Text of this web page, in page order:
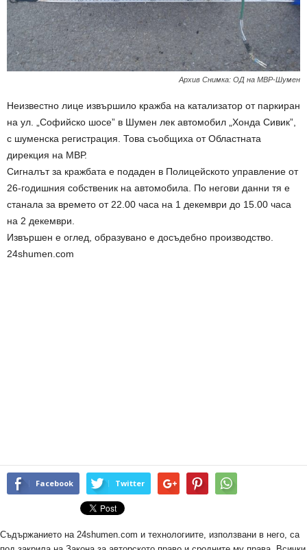
Архив Снимка: ОД на МВР-Шумен
Неизвестно лице извършило кражба на катализатор от паркиран
на ул. „Софийско шосе” в Шумен лек автомобил „Хонда Сивик”,
с шуменска регистрация. Това съобщиха от Областната
дирекция на МВР.
Сигналът за кражбата е подаден в Полицейското управление от
26-годишния собственик на автомобила. По негови данни тя е
станала за времето от 22.00 часа на 1 декември до 15.00 часа
на 2 декември.
Извършен е оглед, образувано е досъдебно производство.
24shumen.com
Facebook Twitter
Съдържанието на 24shumen.com и технологиите, използвани в него, са